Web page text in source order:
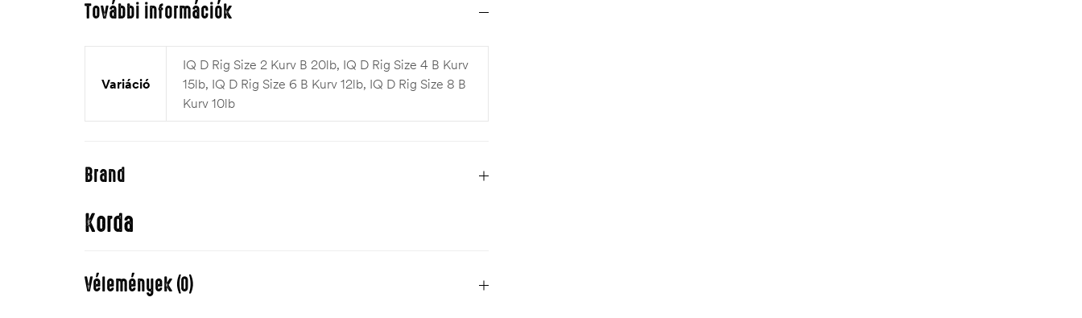
További információk
Variáció
IQ D Rig Size 2 Kurv B 20lb, IQ D Rig Size 4 B Kurv
15lb, IQ D Rig Size 6 B Kurv 12lb, IQ D Rig Size 8 B
Kurv 10lb
Brand
Korda
Vélemények (0)